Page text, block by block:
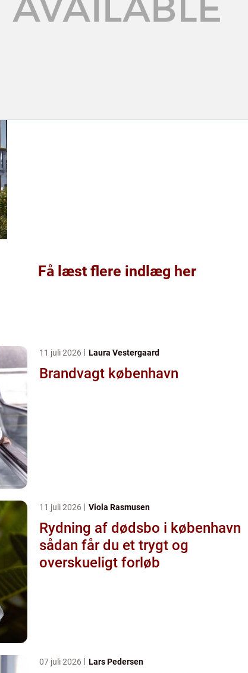
Få læst flere indlæg her
11 juli 2026 Laura Vestergaard
Brandvagt københavn
11 juli 2026 Viola Rasmusen
Rydning af dødsbo i københavn
sådan får du et trygt og
overskueligt forløb
07 juli 2026 Lars Pedersen